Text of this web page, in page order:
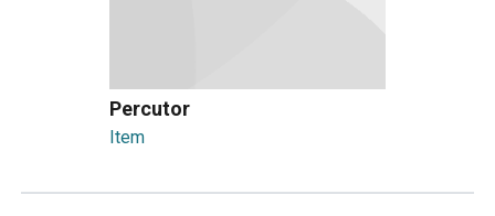
Percutor
Item